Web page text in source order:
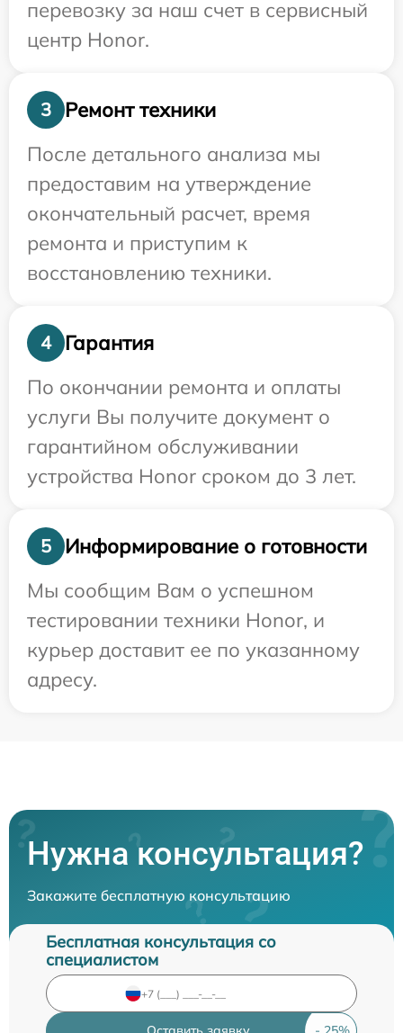
перевозку за наш счет в сервисный
центр Honor.
3
Ремонт техники
После детального анализа мы
предоставим на утверждение
окончательный расчет, время
ремонта и приступим к
восстановлению техники.
4
Гарантия
По окончании ремонта и оплаты
услуги Вы получите документ о
гарантийном обслуживании
устройства Honor сроком до 3 лет.
5
Информирование о готовности
Мы сообщим Вам о успешном
тестировании техники Honor, и
курьер доставит ее по указанному
адресу.
Нужна консультация?
Закажите бесплатную консультацию
Бесплатная консультация со
специалистом